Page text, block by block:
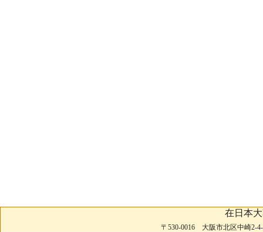
在日本
〒530-0016 大阪市北区中崎2-